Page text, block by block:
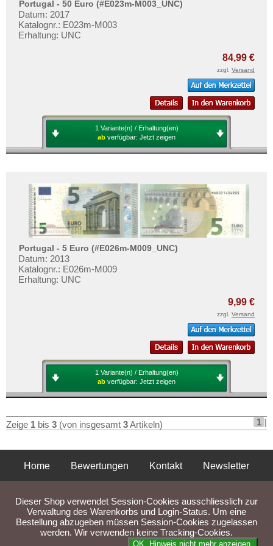
Faroer Inseln
Finnland
Grossbritannien
Guernsey
Island
Isle of Man
Italien
Jersey
Jugoslawien
Kroatien
Malta
Mazedonien
Moldawien
Österreich
Polen
Testbanknoten
Banknotenbriefe
Kataloge
Kontakt
Informationen
Ankauf
Erhaltungsgrade
Gratisbanknoten
FAQ
Mehr über...
Impressum
Portugal - 50 Euro (#E023m-M003_UNC)
Datum: 2017
Katalognr.: E023m-M003
Erhaltung: UNC
84,99 €
zzgl. Versand
1 Variante(n) / Erhaltung(en)
ab verfügbar: Jetzt zeigen
Portugal - 5 Euro (#E026m-M009_UNC)
Datum: 2013
Katalognr.: E026m-M009
Erhaltung: UNC
9,99 €
zzgl. Versand
1 Variante(n) / Erhaltung(en)
ab verfügbar: Jetzt zeigen
Zeige 1 bis 3 (von insgesamt 3Artikeln) 1 |
Home Bewertungen Kontakt
Newsletter
Liefer- und Versandkosten
Dieser Shop verwendet Session-Cookies ausschliesslich zur
Verwaltung des Warenkorbs und Login-Status. Um eine
Bestellung abzugeben müssen Session-Cookies zugelassen
werden. Wir verwenden keine Tracking-Cookies.
OK. Hinweis nicht mehr anzeigen.